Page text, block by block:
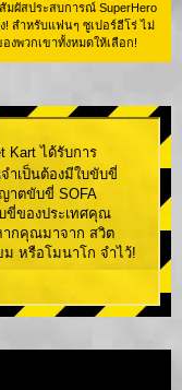
มผัสประสบการณ์ SuperHero
! สำหรับแฟนๆ ซูเปอร์ฮีโร่ ไม่
งพวกเขาทั้งหมดให้เลือก!
Kart ได้รับการ
เป็นต้องมีใบขับขี่
าตขับขี่ SOFA
ขี่ของประเทศคุณ
ากคุณมาจาก สวิต
ม หรือโมนาโก จำไว้!